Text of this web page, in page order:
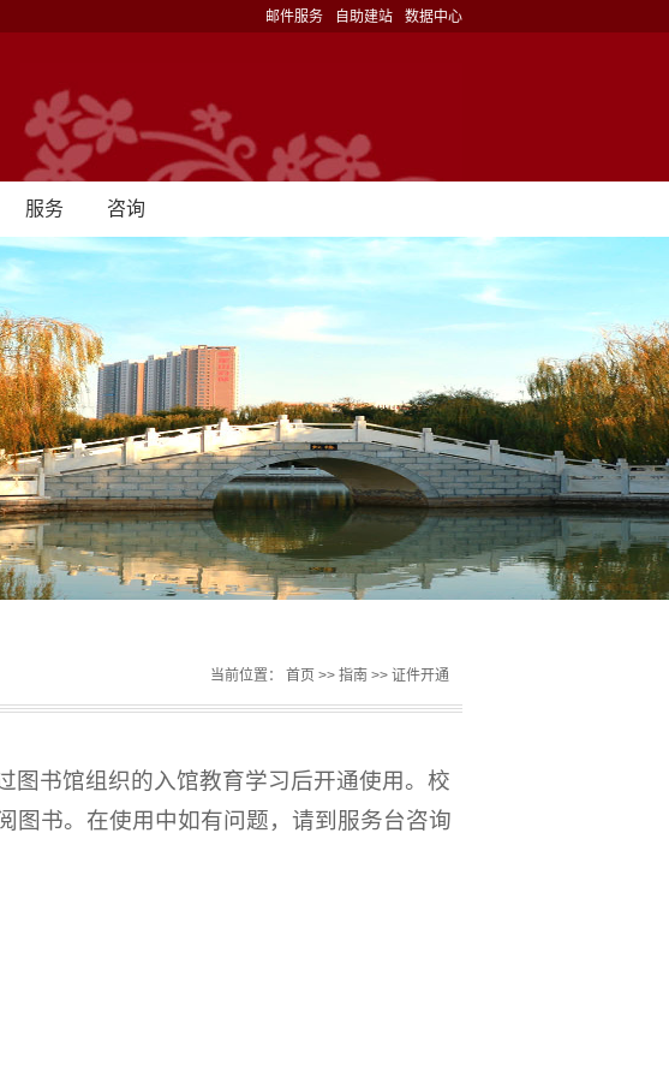
邮件服务 自助建站 数据中心
服务 咨询
当前位置： 首页 >> 指南 >> 证件开通
图书馆组织的入馆教育学习后开通使用。校
图书。在使用中如有问题，请到服务台咨询